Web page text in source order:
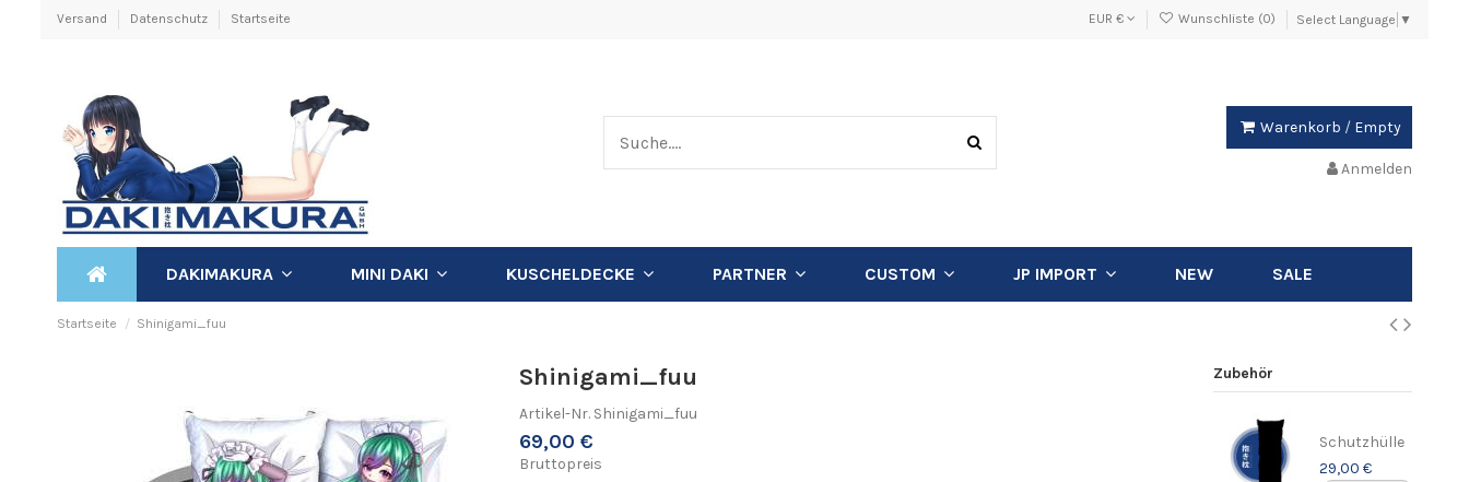
Versand Datenschutz Startseite EUR € Wunschliste (0) Select Language ▼
Warenkorb / Empty
Anmelden
DAKIMAKURA MINI DAKI KUSCHELDECKE PARTNER CUSTOM JP IMPORT NEW SALE
Startseite Shinigami_fuu
Shinigami_fuu
Artikel-Nr. Shinigami_fuu
69,00 €
Bruttopreis
Zubehör
Schutzhülle
29,00 €